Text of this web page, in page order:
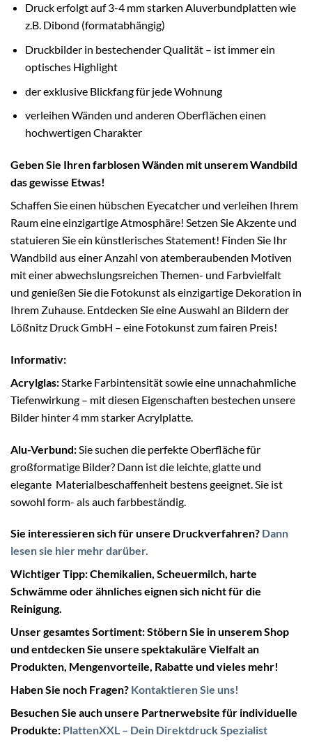
Druck erfolgt auf 3-4 mm starken Aluverbundplatten wie
z.B. Dibond (formatabhängig)
Druckbilder in bestechender Qualität – ist immer ein
optisches Highlight
der exklusive Blickfang für jede Wohnung
verleihen Wänden und anderen Oberflächen einen
hochwertigen Charakter
Geben Sie Ihren farblosen Wänden mit unserem Wandbild
das gewisse Etwas!
Schaffen Sie einen hübschen Eyecatcher und verleihen Ihrem
Raum eine einzigartige Atmosphäre! Setzen Sie Akzente und
statuieren Sie ein künstlerisches Statement! Finden Sie Ihr
Wandbild aus einer Anzahl von atemberaubenden Motiven
mit einer abwechslungsreichen Themen- und Farbvielfalt
und genießen Sie die Fotokunst als einzigartige Dekoration in
Ihrem Zuhause. Entdecken Sie eine Auswahl an Bildern der
Lößnitz Druck GmbH – eine Fotokunst zum fairen Preis!
Informativ:
Acrylglas:Starke Farbintensität sowie eine unnachahmliche
Tiefenwirkung – mit diesen Eigenschaften bestechen unsere
Bilder hinter 4 mm starker Acrylplatte.
Alu-Verbund: Sie suchen die perfekte Oberfläche für
großformatige Bilder? Dann ist die leichte, glatte und
elegante Materialbeschaffenheit bestens geeignet. Sie ist
sowohl form- als auch farbbeständig.
Sie interessieren sich für unsere Druckverfahren? Dann
lesen sie hier mehr darüber.
Wichtiger Tipp:Chemikalien, Scheuermilch, harte
Schwämme oder ähnliches eignen sich nicht für die
Reinigung.
Unser gesamtes Sortiment:Stöbern Sie in unserem Shop
und entdecken Sie unsere spektakuläre Vielfalt an
Produkten, Mengenvorteile, Rabatte und vieles mehr!
Haben Sie noch Fragen? Kontaktieren Sie uns!
Besuchen Sie auch unsere Partnerwebsite für individuelle
Produkte: PlattenXXL – Dein Direktdruck Spezialist